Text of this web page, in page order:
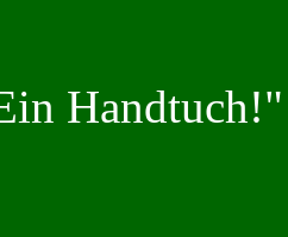
Handtuch!"